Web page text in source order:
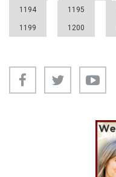
1194 1195
1199 1200